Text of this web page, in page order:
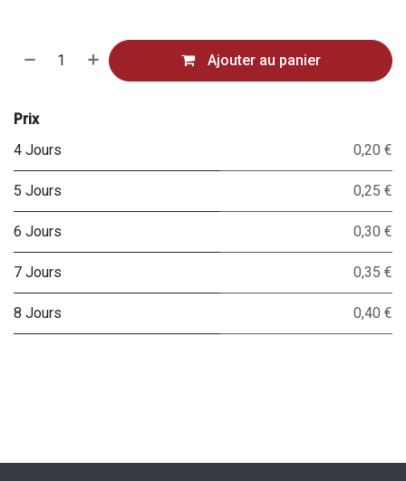
Ajouter au panier
Prix
4 Jours
0,20 €
5 Jours 0,25 €
6 Jours 0,30 €
7 Jours 0,35 €
8 Jours 0,40 €